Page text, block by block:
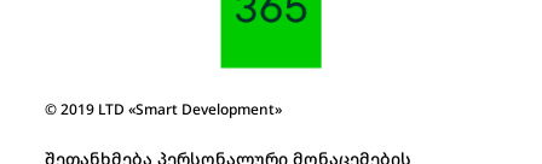
© 2019 LTD «Smart Development»
შეთანხმება პერსონალური მონაცემების